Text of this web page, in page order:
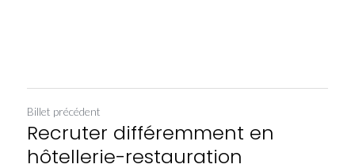
Billet précédent
Recruter différemment en
hôtellerie-restauration